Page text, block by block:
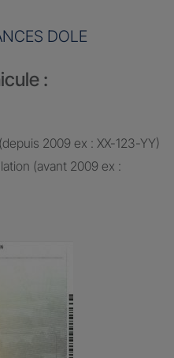
DOLE
:
2009 ex : XX-123-YY)
(avant 2009 ex :